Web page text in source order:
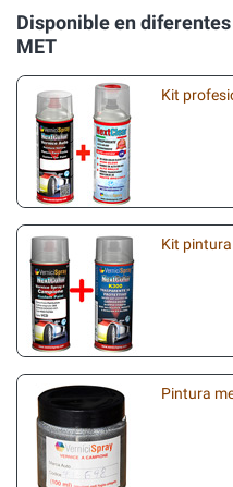
Disponible en diferentes
MET
Kit
Kit
Pintura